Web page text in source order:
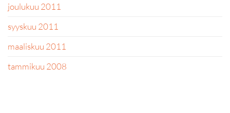
joulukuu 2011
syyskuu 2011
maaliskuu 2011
tammikuu 2008